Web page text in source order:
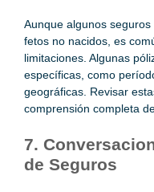
Aunque algunos
fetos no nacidos, es
limitaciones. Algunas
específicas, como
geográficas. Revisar
comprensión completa
7.
de Seguros